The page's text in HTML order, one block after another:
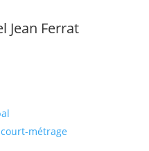
Jean Ferrat
métrage